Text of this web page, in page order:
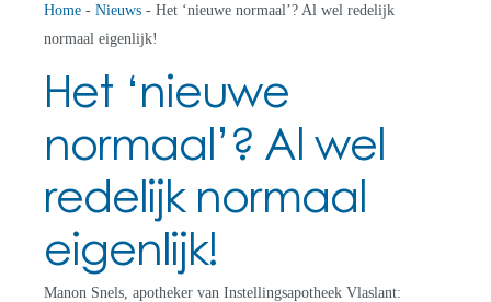
Home -Nieuws -Het ‘nieuwe normaal’? Al wel redelijk
normaal eigenlijk!
Het ‘nieuwe
normaal’? Al wel
redelijk normaal
eigenlijk!
Manon Snels, apotheker van Instellingsapotheek Vlaslant: